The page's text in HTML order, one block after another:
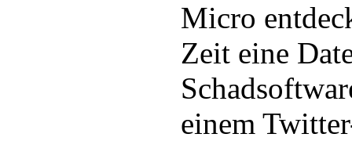
Micro
Zeit eine
einem